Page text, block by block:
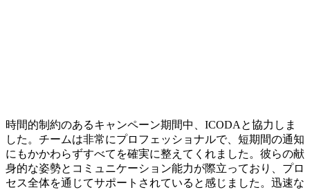
時間的制約のあるキャンペーン期間中、ICODAと協力しま
した。チームは非常にプロフェッショナルで、短期間の通知
にもかかわらずすべてを確実に整えてくれました。彼らの献
身的な姿勢とコミュニケーション能力が際立っており、プロ
セス全体を通じてサポートされていると感じました。迅速な